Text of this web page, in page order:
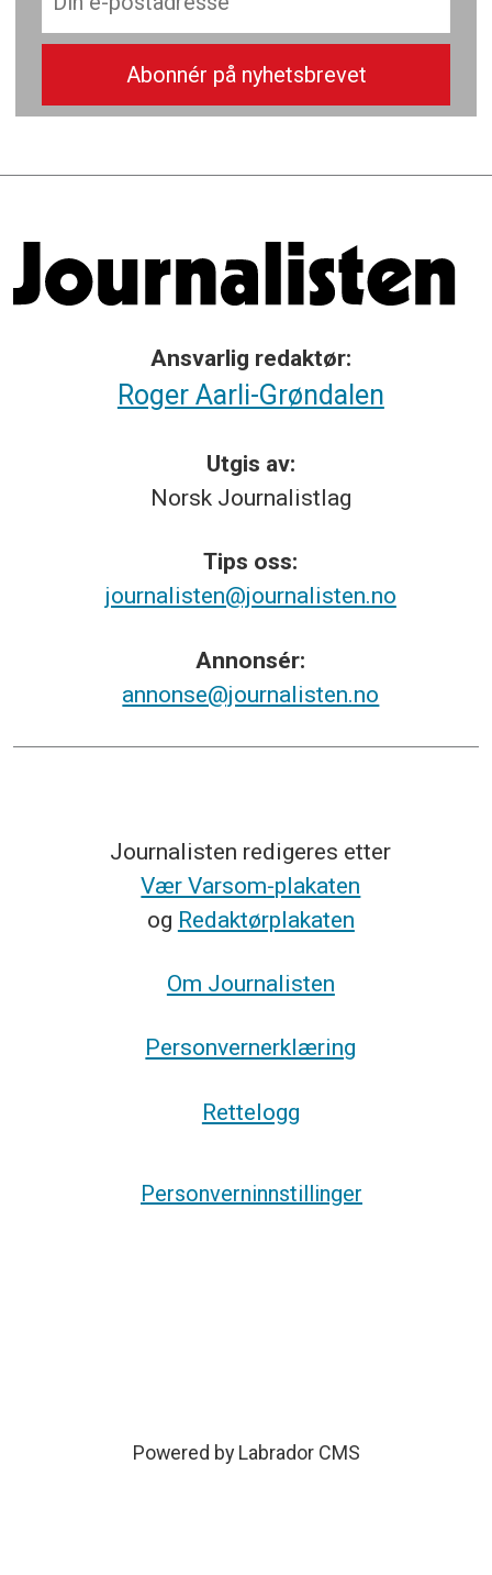
Ansvarlig redaktør:
Roger Aarli-Grøndalen
Utgis av:
Norsk Journalistlag
Tips oss:
journalisten@journalisten.no
Annonsér:
annonse@journalisten.no
Journalisten redigeres etter
Vær Varsom-plakaten
og Redaktørplakaten
Om Journalisten
Personvernerklæring
Rettelogg
Personverninnstillinger
Powered by Labrador CMS